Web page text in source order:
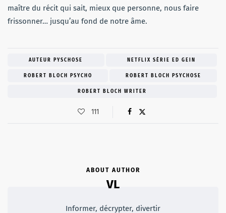
maître du récit qui sait, mieux que personne, nous faire
frissonner… jusqu’au fond de notre âme.
AUTEUR PYSCHOSE NETFLIX SÉRIE ED GEIN
ROBERT BLOCH PSYCHO ROBERT BLOCH PSYCHOSE
ROBERT BLOCH WRITER
111
ABOUT AUTHOR
VL
Informer, décrypter, divertir